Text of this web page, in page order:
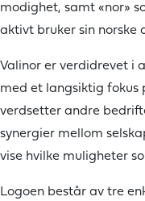
modighet, samt «nor»
aktivt bruker sin norske
Valinor er verdidrevet i
med et langsiktig fokus
verdsetter andre
synergier mellom
vise hvilke muligheter
Logoen består av tre